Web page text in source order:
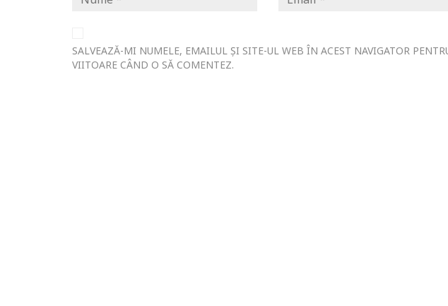
SALVEAZĂ-MI NUMELE, EMAILUL ȘI SITE-UL WEB ÎN ACEST NAVIGATOR
VIITOARE CÂND O SĂ COMENTEZ.